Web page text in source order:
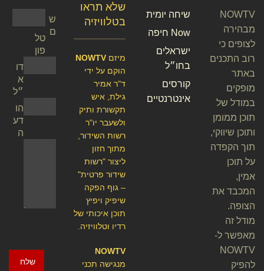
ש
טל
פון
דו
א
״ל
הו
דע
שלח
שלא תראו
בטלוויזיה
מיזםNOWTV
הוקם על ידי
ד"ר אמיר
גילת, איש
תקשורת ותיק
ולשעבר יו"ר
רשות השידור,
מתוך חזון
ליצור "רשות
שידור פרטית"
– גוף הפקה
שיפיק ויפיץ
תוכן איכותי של
רדיו וטלוויזיה.
NOWTV
מנגישה תכני
שיחה יומית
Now חיפה
ישראלים
בחו״ל
קורסים
אינטרנטיים
NOWTV
מבהירה
לצופים כי
רוב התכנים
באתר
מופקים
במודל של
תוכן ממומן
ותוכן שיווקי,
תוך הקפדה
על תוכן
אמין,
המכבד את
הצופה.
מודל זה
מאפשר ל-
NOWTV
להפיק